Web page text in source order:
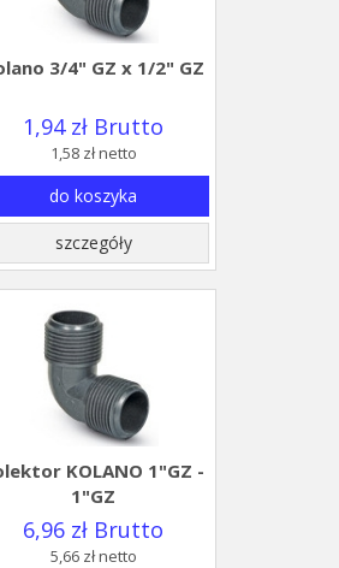
3/4" GZ x 1/2" GZ
1,94 zł Brutto
1,58 zł netto
do koszyka
szczegóły
KOLANO 1"GZ -
1"GZ
6,96 zł Brutto
5,66 zł netto